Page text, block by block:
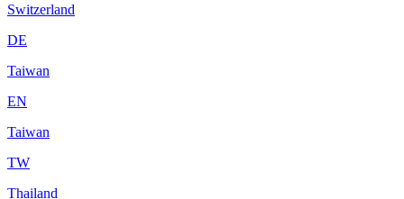
Switzerland
DE
Taiwan
EN
Taiwan
TW
Thailand